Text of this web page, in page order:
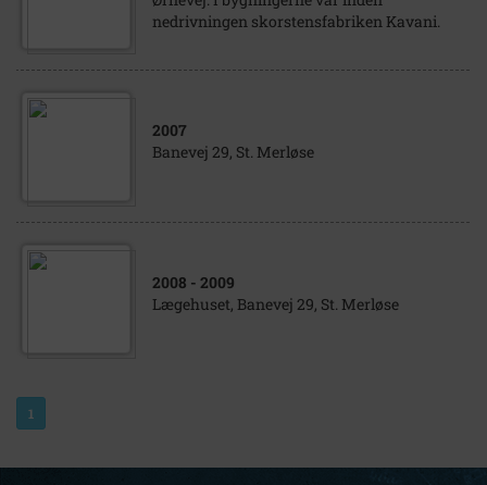
nedrivningen skorstensfabriken Kavani.
2007
Banevej 29, St. Merløse
2008 - 2009
Lægehuset, Banevej 29, St. Merløse
1